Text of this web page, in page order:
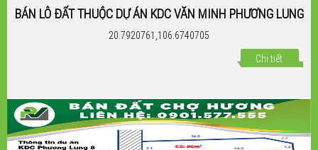
BÁN LÔ ĐẤT THUỘC DỰ ÁN KDC VĂN MINH PHƯƠNG LUNG
20.7920761,106.6740705
Chi tiết